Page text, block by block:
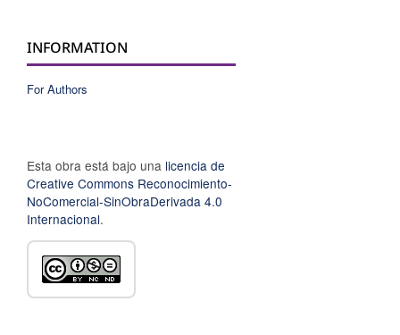
INFORMATION
For Authors
Esta obra está bajo una licencia de
Creative Commons Reconocimiento-
NoComercial-SinObraDerivada 4.0
Internacional.